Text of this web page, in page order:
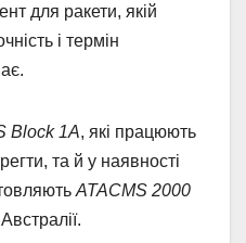
для ракети, якій
і термін
Block 1A, які працюють
та й у наявності
ATACMS 2000